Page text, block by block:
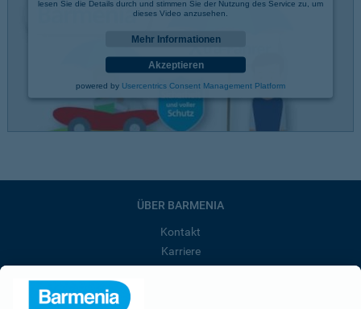
lesen Sie die Details durch und stimmen Sie der Nutzung des Service zu, um
dieses Video anzusehen.
Mehr Informationen
Akzeptieren
powered by Usercentrics Consent Management Platform
ÜBER BARMENIA
Kontakt
Karriere